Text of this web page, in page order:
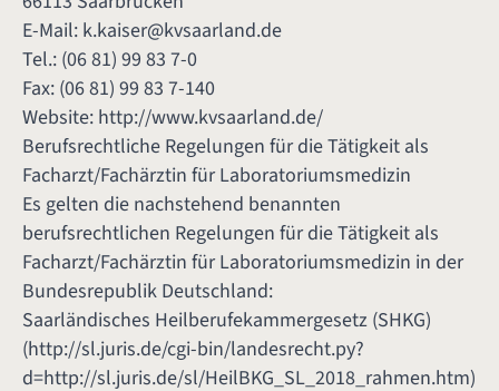
E-Mail: k.kaiser@kvsaarland.de
Tel.: (06 81) 99 83 7-0
Fax: (06 81) 99 83 7-140
Website: http://www.kvsaarland.de/
Berufsrechtliche Regelungen für die Tätigkeit als
Facharzt/Fachärztin für Laboratoriumsmedizin
Es gelten die nachstehend benannten
berufsrechtlichen Regelungen für die Tätigkeit als
Facharzt/Fachärztin für Laboratoriumsmedizin in der
Bundesrepublik Deutschland:
Saarländisches Heilberufekammergesetz (SHKG)
(http://sl.juris.de/cgi-bin/landesrecht.py?
d=http://sl.juris.de/sl/HeilBKG_SL_2018_rahmen.htm)